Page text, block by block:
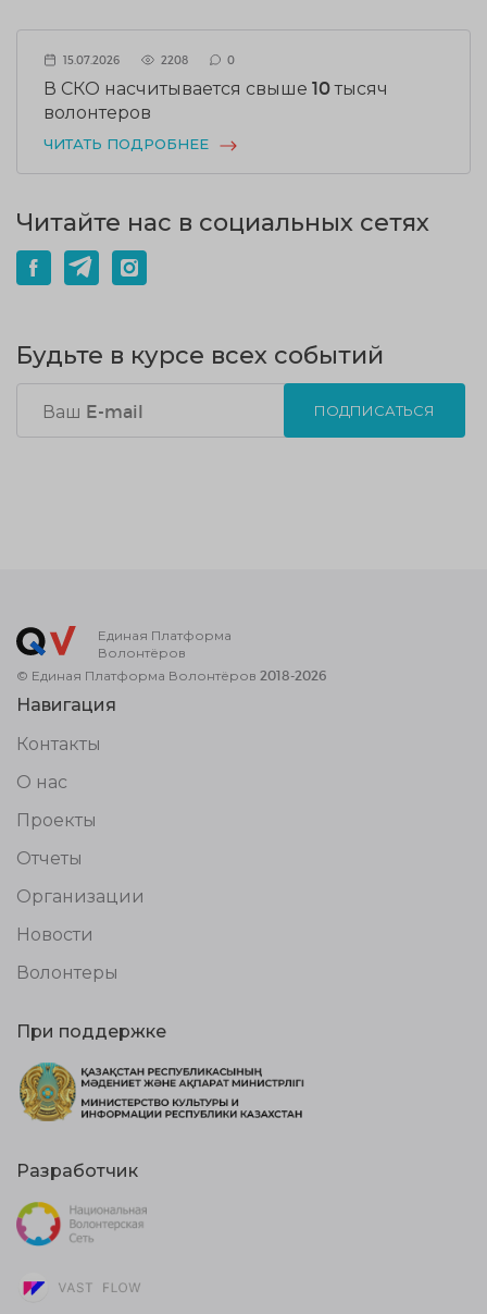
15.07.2026 2208 0
В СКО насчитывается свыше 10 тысяч
волонтеров
ЧИТАТЬ ПОДРОБНЕЕ
Читайте нас в социальных сетях
Будьте в курсе всех событий
ПОДПИСАТЬСЯ
Единая Платформа
Волонтёров
© Единая Платформа Волонтёров 2018-2026
Навигация
Контакты
О нас
Проекты
Отчеты
Организации
Новости
Волонтеры
При поддержке
Разработчик